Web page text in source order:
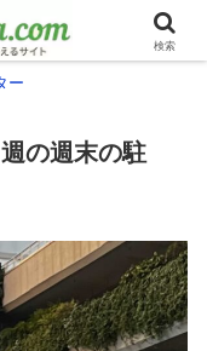
ー
の週末の駐
検索